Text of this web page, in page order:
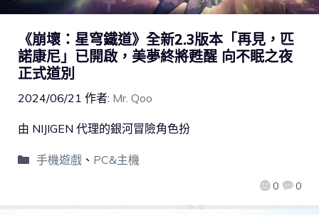
《崩壞：星穹鐵道》全新2.3版本「再見，匹
諾康尼」已開啟，美夢終將甦醒 向不眠之夜
正式道別
2024/06/21 作者: Mr. Qoo
0 0
由 NIJIGEN 代理的銀河冒險角色扮
手機遊戲、 PC&主機